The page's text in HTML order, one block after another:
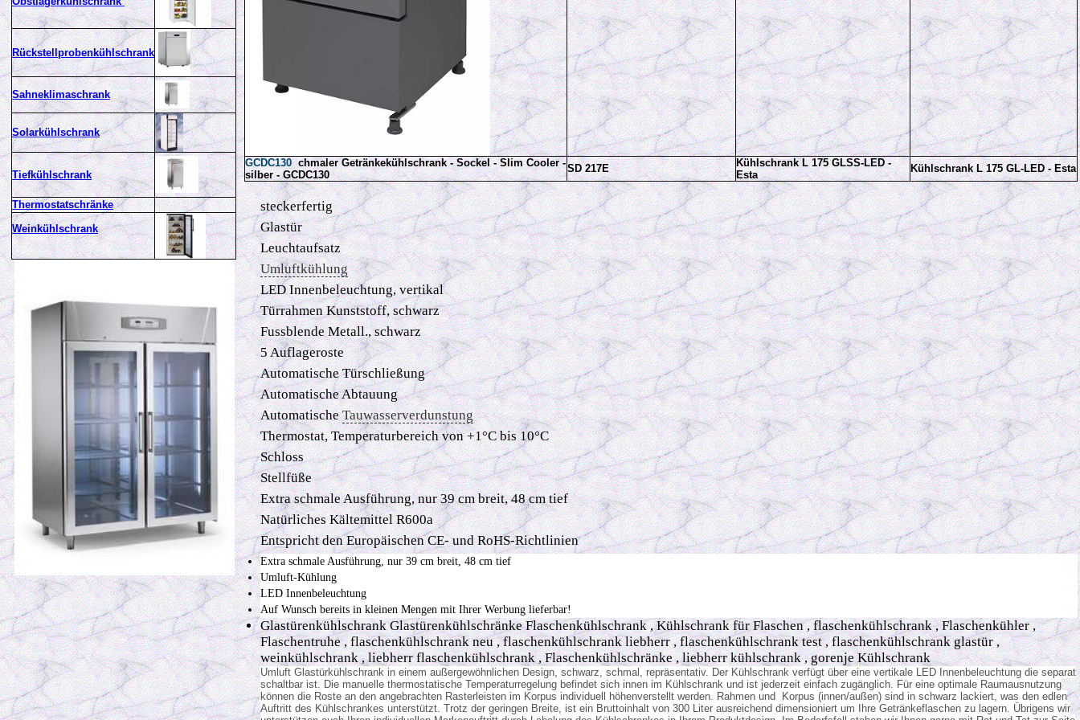
Rückstellprobenkühlschrank
Sahneklimaschrank
Solarkühlschrank
Tiefkühlschrank
Thermostatschränke
Weinkühlschrank
GCDC130chmaler Getränkekühlschrank - Sockel - Slim Cooler -
silber - GCDC130
SD 217E
Kühlschrank L 175 GLSS-LED -
Esta
Kühlschrank L 175 GL-LED - Esta
steckerfertig
Glastür
Leuchtaufsatz
Umluftkühlung
LED Innenbeleuchtung, vertikal
Türrahmen Kunststoff, schwarz
Fussblende Metall., schwarz
5 Auflageroste
Automatische Türschließung
Automatische Abtauung
AutomatischeTauwasserverdunstung
Thermostat, Temperaturbereich von +1°C bis 10°C
Schloss
Stellfüße
Extra schmale Ausführung, nur 39 cm breit, 48 cm tief
Natürliches Kältemittel R600a
Entspricht den Europäischen CE- und RoHS-Richtlinien
Extra schmale Ausführung, nur 39 cm breit, 48 cm tief
Umluft-Kühlung
LED Innenbeleuchtung
Auf Wunsch bereits in kleinen Mengen mit Ihrer Werbung lieferbar!
Glastürenkühlschrank Glastürenkühlschränke Flaschenkühlschrank , Kühlschrank für Flaschen , flaschenkühlschrank , Flaschenkühler ,
Flaschentruhe , flaschenkühlschrank neu , flaschenkühlschrank liebherr , flaschenkühlschrank test , flaschenkühlschrank glastür ,
weinkühlschrank , liebherr flaschenkühlschrank , Flaschenkühlschränke , liebherr kühlschrank , gorenje Kühlschrank
Umluft Glastürkühlschrank in einem außergewöhnlichen Design, schwarz, schmal, repräsentativ. Der Kühlschrank verfügt über eine vertikale LED Innenbeleuchtung die separat
schaltbar ist. Die manuelle thermostatische Temperaturregelung befindet sich innen im Kühlschrank und ist jederzeit einfach zugänglich. Für eine optimale Raumausnutzung
können die Roste an den angebrachten Rasterleisten im Korpus individuell höhenverstellt werden. Rahmen und Korpus (innen/außen) sind in schwarz lackiert, was den edlen
Auftritt des Kühlschrankes unterstützt. Trotz der geringen Breite, ist ein Bruttoinhalt von 300 Liter ausreichend dimensioniert um Ihre Getränkeflaschen zu lagern. Übrigens wir